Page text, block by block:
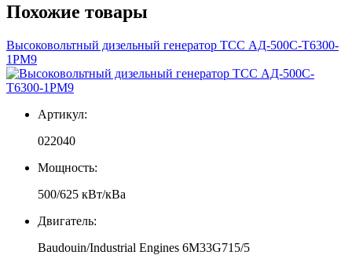
Похожие товары
Высоковольтный дизельный генератор ТСС АД-500С-Т6300-
1РМ9
Артикул:
022040
Мощность:
500/625 кВт/кВа
Двигатель:
Baudouin/Industrial Engines 6M33G715/5